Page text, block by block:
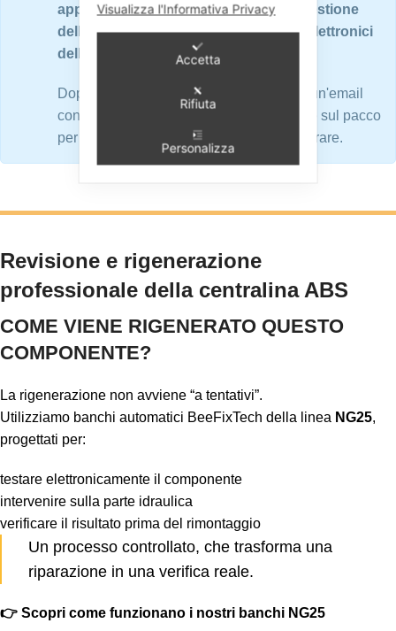
applicata una quota di € 60,00 per la gestione
della pratica e per i test meccanici ed elettronici
dell'ABS.
Dopo la conferma dell'ordine, riceverete un'email
contenente la lettera di vettura da apporre sul pacco
per il ritiro del Ricambio da spedire e riparare.
Revisione e rigenerazione
professionale della centralina ABS
COME VIENE RIGENERATO QUESTO
COMPONENTE?
La rigenerazione non avviene “a tentativi”.
Utilizziamo banchi automatici BeeFixTech della linea NG25,
progettati per:
testare elettronicamente il componente
intervenire sulla parte idraulica
verificare il risultato prima del rimontaggio
Un processo controllato, che trasforma una
riparazione in una verifica reale.
👉 Scopri come funzionano i nostri banchi NG25
Visualizza l'Informativa Privacy
Accetta
Rifiuta
Personalizza